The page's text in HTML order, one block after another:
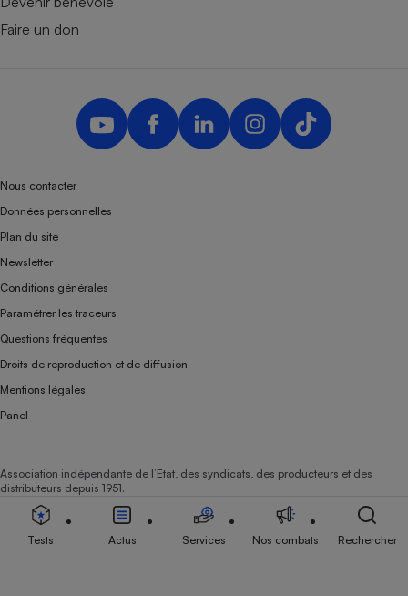
Faire un don
Nous contacter
Données personnelles
Plan du site
Newsletter
Conditions générales
Paramétrer les traceurs
Questions fréquentes
Droits de reproduction et de diffusion
Mentions légales
Panel
Association indépendante de l’État, des syndicats, des producteurs et des
distributeurs depuis 1951.
Tests Actus Services Nos combats Rechercher